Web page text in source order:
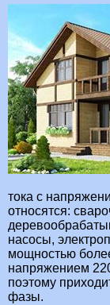
тока с
относятся:
насосы,
мощностью
напряжением
поэтому
фазы.